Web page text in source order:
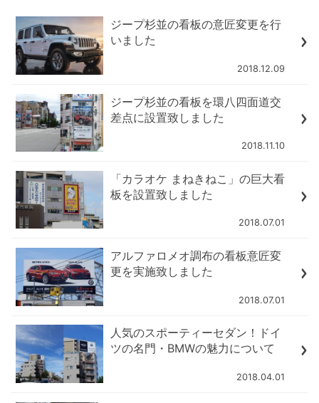
ジープ杉並の看板の意匠変更を行
いました
2018.12.09
ジープ杉並の看板を環八四面道交
差点に設置致しました
2018.11.10
「カラオケ まねきねこ」の巨大看
板を設置致しました
2018.07.01
アルファロメオ調布の看板意匠変
更を実施致しました
2018.07.01
人気のスポーティーセダン！ドイ
ツの名門・BMWの魅力について
2018.04.01